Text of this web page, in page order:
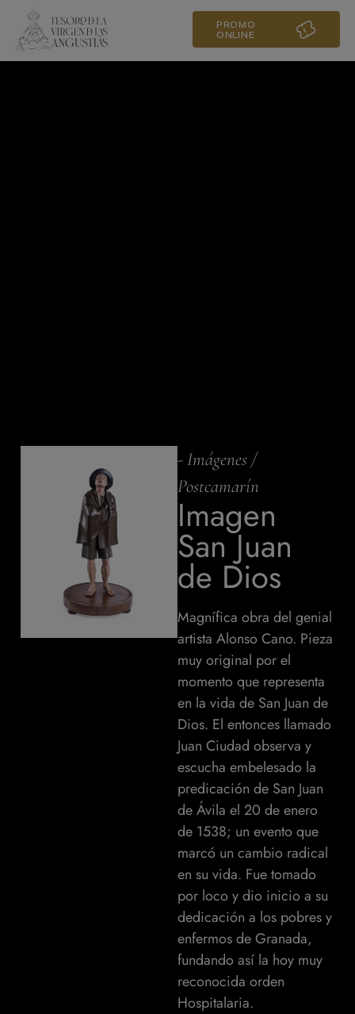
PROMO
ONLINE
- Imágenes/
Postcamarín
Imagen
San Juan
de Dios
Magnífica obra del genial
artista Alonso Cano. Pieza
muy original por el
momento que representa
en la vida de San Juan de
Dios. El entonces llamado
Juan Ciudad observa y
escucha embelesado la
predicación de San Juan
de Ávila el 20 de enero
de 1538; un evento que
marcó un cambio radical
en su vida. Fue tomado
por loco y dio inicio a su
dedicación a los pobres y
enfermos de Granada,
fundando así la hoy muy
reconocida orden
Hospitalaria.